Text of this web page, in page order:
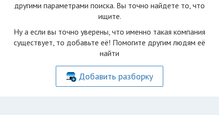
другими параметрами поиска. Вы точно найдете то, что
ищите.
Ну а если вы точно уверены, что именно такая компания
существует, то добавьте её! Помогите другим людям её
найти
Добавить разборку